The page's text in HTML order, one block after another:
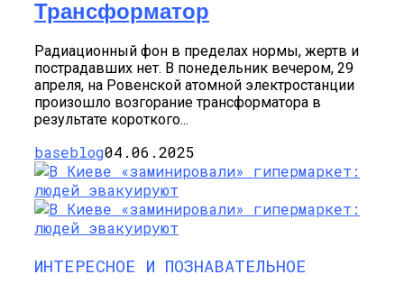
Трансформатор
Радиационный фон в пределах нормы, жертв и
пострадавших нет. В понедельник вечером, 29
апреля, на Ровенской атомной электростанции
произошло возгорание трансформатора в
результате короткого...
baseblog04.06.2025
ИНТЕРЕСНОЕ И ПОЗНАВАТЕЛЬНОЕ